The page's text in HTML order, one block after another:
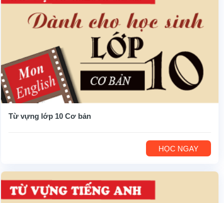
Từ vựng lớp 10 Cơ bản
HỌC NGAY